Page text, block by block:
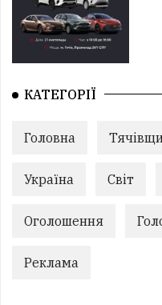
КАТЕГОРІЇ
Головна
Україна Світ
Оголошення
Реклама